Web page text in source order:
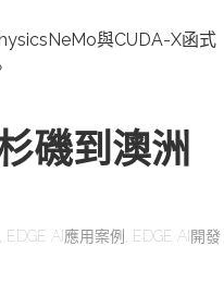
與CUDA-X函式
磯到澳洲
EDGE AI應用案例 EDGE AI開發